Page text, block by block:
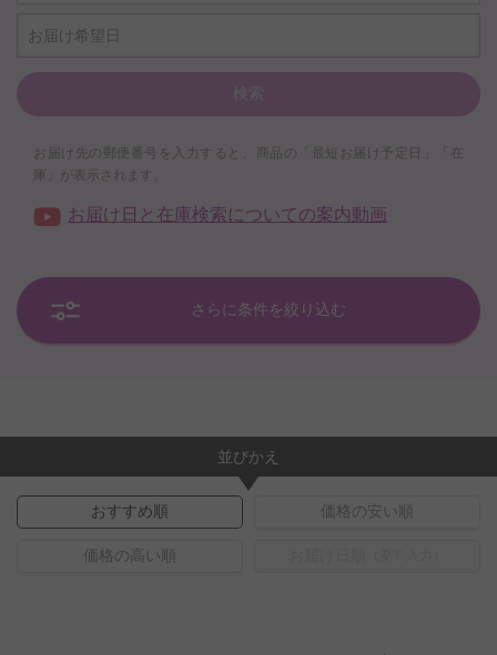
お届け希望日
検索
お届け先の郵便番号を入力すると、商品の「最短お届け予定日」「在
庫」が表示されます。
お届け日と在庫検索についての案内動画
さらに条件を絞り込む
並びかえ
おすすめ順 価格の安い順
価格の高い順